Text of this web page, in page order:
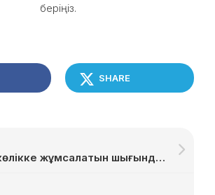
беріңіз.
SHARE
Басқа елде көлікке жұмсалатын шығынды қалай үнемдеуге болады